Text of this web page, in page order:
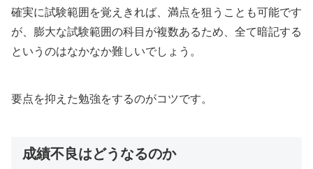
確実に試験範囲を覚えきれば、満点を狙うことも可能です
が、膨大な試験範囲の科目が複数あるため、全て暗記する
というのはなかなか難しいでしょう。
要点を抑えた勉強をするのがコツです。
成績不良はどうなるのか